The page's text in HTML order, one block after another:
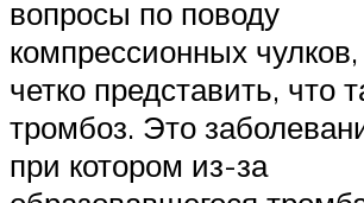
вопросы по поводу
компрессионных
четко представить, что
тромбоз. Это
при котором из-за